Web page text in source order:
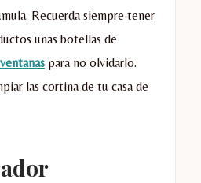
Recuerda siempre tener
unas botellas de
para no olvidarlo.
las cortina de tu casa de